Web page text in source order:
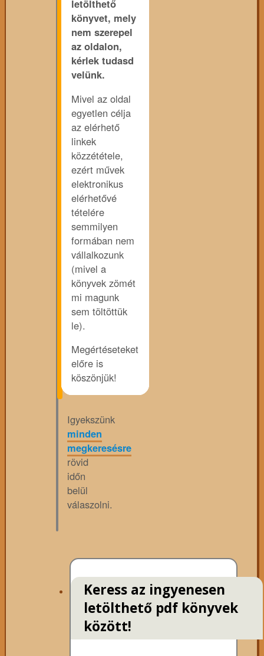
letölthető
könyvet, mely
nem szerepel
az oldalon,
kérlek tudasd
velünk.
Mivel az oldal
egyetlen célja
az elérhető
linkek
közzététele,
ezért művek
elektronikus
elérhetővé
tételére
semmilyen
formában nem
vállalkozunk
(mivel a
könyvek zömét
mi magunk
sem töltöttük
le).
Megértéseteket
előre is
köszönjük!
Igyekszünk
minden
megkeresésre
rövid
időn
belül
válaszolni.
Keress az ingyenesen
letölthető pdf könyvek
között!